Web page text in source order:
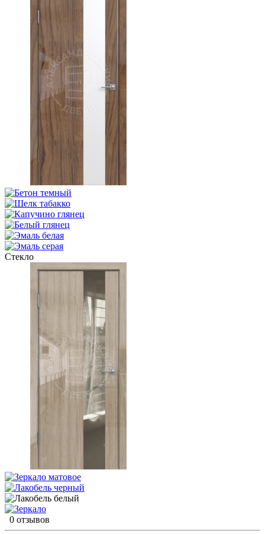
Стекло
0 отзывов